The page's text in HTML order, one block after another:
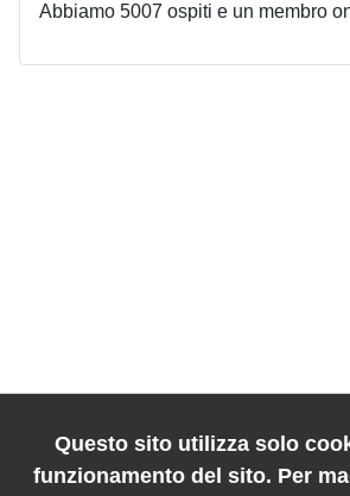
Abbiamo 5007 ospiti e un membro
Questo sito utilizza solo
funzionamento del sito. Per